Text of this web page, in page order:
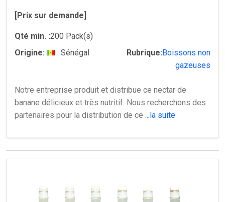
[Prix sur demande]
Qté min. :200 Pack(s)
Origine:
Sénégal Rubrique:Boissons non
gazeuses
Notre entreprise produit et distribue ce nectar de
banane délicieux et très nutritif. Nous recherchons des
partenaires pour la distribution de ce ...la suite